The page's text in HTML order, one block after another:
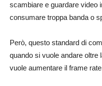
scambiare e guardare video
consumare troppa banda o
Però, questo standard di
quando si vuole andare
vuole aumentare il frame